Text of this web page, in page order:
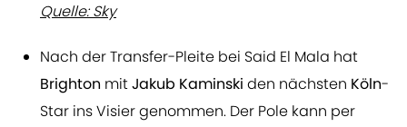
Quelle: Sky
Nach der Transfer-Pleite bei Said El Mala hat
Brighton mitJakub Kaminski den nächsten Köln-
Star ins Visier genommen. Der Pole kann per